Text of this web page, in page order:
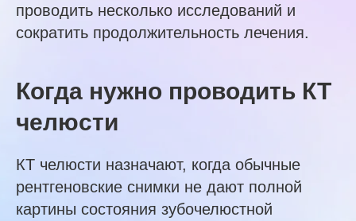
проводить несколько исследований и
сократить продолжительность лечения.
Когда нужно проводить КТ
челюсти
КТ челюсти назначают, когда обычные
рентгеновские снимки не дают полной
картины состояния зубочелюстной